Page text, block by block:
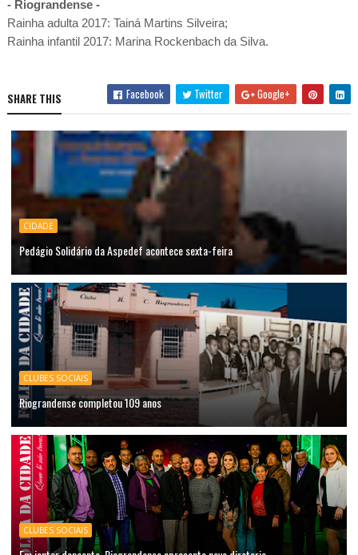
- Riograndense -
Rainha adulta 2017: Tainá Martins Silveira;
Rainha infantil 2017: Marina Rockenbach da Silva.
SHARE THIS Facebook Twitter Google+
CIDADE
Pedágio Solidário da Aspedef acontece sexta-feira
CLUBES SOCIAIS
Riograndense completou 109 anos
CLUBES SOCIAIS